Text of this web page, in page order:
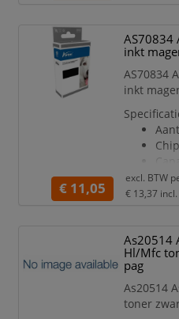
AS70834
inkt
AS70834
inkt
€ 11,05
excl. BTW
€ 13,37
As20514
Hl/Mfc
pag
As20514
toner